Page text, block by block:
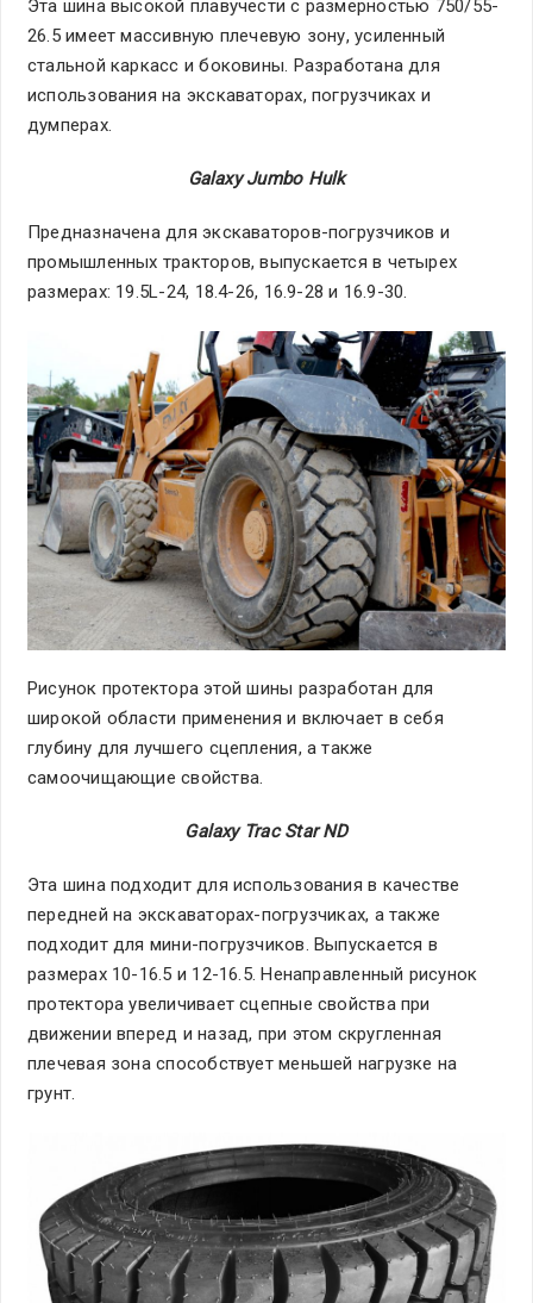
Эта шина высокой плавучести с размерностью 750/55-
26.5 имеет массивную плечевую зону, усиленный
стальной каркасс и боковины. Разработана для
использования на экскаваторах, погрузчиках и
думперах.
Galaxy Jumbo Hulk
Предназначена для экскаваторов-погрузчиков и
промышленных тракторов, выпускается в четырех
размерах: 19.5L-24, 18.4-26, 16.9-28 и 16.9-30.
Рисунок протектора этой шины разработан для
широкой области применения и включает в себя
глубину для лучшего сцепления, а также
самоочищающие свойства.
Galaxy Trac Star ND
Эта шина подходит для использования в качестве
передней на экскаваторах-погрузчиках, а также
подходит для мини-погрузчиков. Выпускается в
размерах 10-16.5 и 12-16.5. Ненаправленный рисунок
протектора увеличивает сцепные свойства при
движении вперед и назад, при этом скругленная
плечевая зона способствует меньшей нагрузке на
грунт.